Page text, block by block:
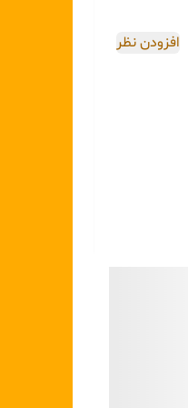
افزودن نظر